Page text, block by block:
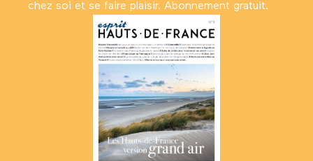
chez soi et se faire plaisir. Abonnement gratuit.